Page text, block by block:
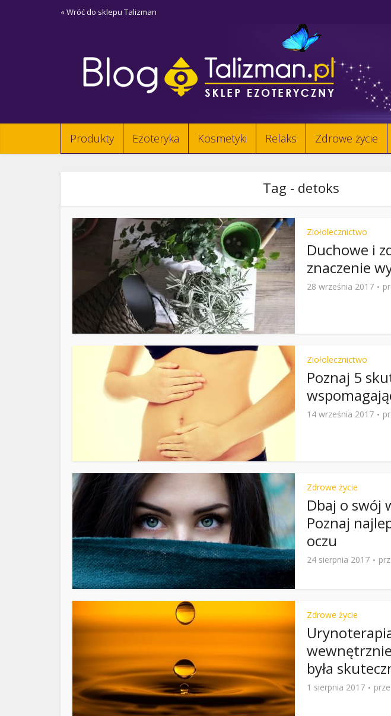
« Wróć do sklepu Talizman
Produkty Ezoteryka Kosmetyki Relaks Zdrowe życie
Tag - detoks
Ziołolecznictwo
Duchowe i
znaczenie
28 września 2017
Ziołolecznictwo
Poznaj 5
14 września 2017
Zdrowe życie
Dbaj o swój
Poznaj
oczu
24 sierpnia 2017
Zdrowe życie
była
1 sierpnia 2017